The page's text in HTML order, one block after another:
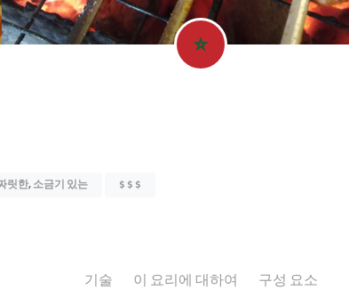
릿한, 소금기 있는 $ $ $
기술 이 요리에 대하여 구성 요소